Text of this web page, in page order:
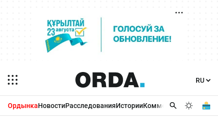
ОрдынкаНовостиРасследованияИсторииКомментарииБизнес